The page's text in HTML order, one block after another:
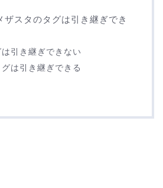
ザスタのタグは引き継ぎでき
引き継ぎできない
は引き継ぎできる